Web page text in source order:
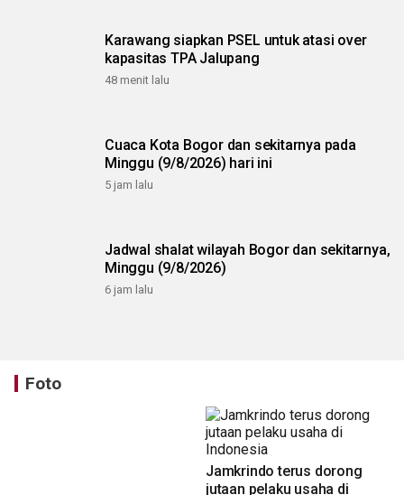
Karawang siapkan PSEL untuk atasi over
kapasitas TPA Jalupang
48 menit lalu
Cuaca Kota Bogor dan sekitarnya pada
Minggu (9/8/2026) hari ini
5 jam lalu
Jadwal shalat wilayah Bogor dan sekitarnya,
Minggu (9/8/2026)
6 jam lalu
Foto
Jamkrindo terus dorong
jutaan pelaku usaha di